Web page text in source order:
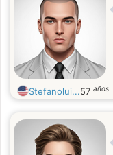
Stefanolui...57 años